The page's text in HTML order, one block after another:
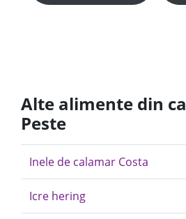
Alte alimente din
Peste
Inele de calamar Costa
Icre hering